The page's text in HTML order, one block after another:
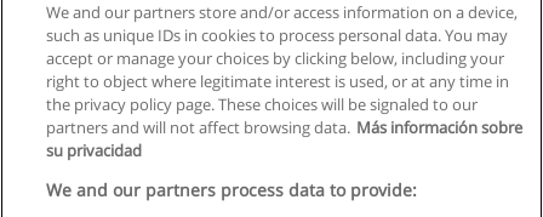
Solicite informação
Regras de uso
We and our partners store and/or access information on a device,
such as unique IDs in cookies to process personal data. You may
accept or manage your choices by clicking below, including your
right to object where legitimate interest is used, or at any time in
the privacy policy page. These choices will be signaled to our
partners and will not affect browsing data. Más información sobre
su privacidad
We and our partners process data to provide: